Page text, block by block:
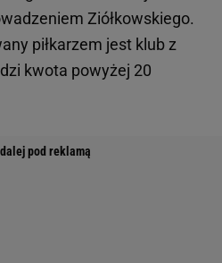
Ziółkowskiego.
piłkarzem jest klub z
kwota powyżej 20